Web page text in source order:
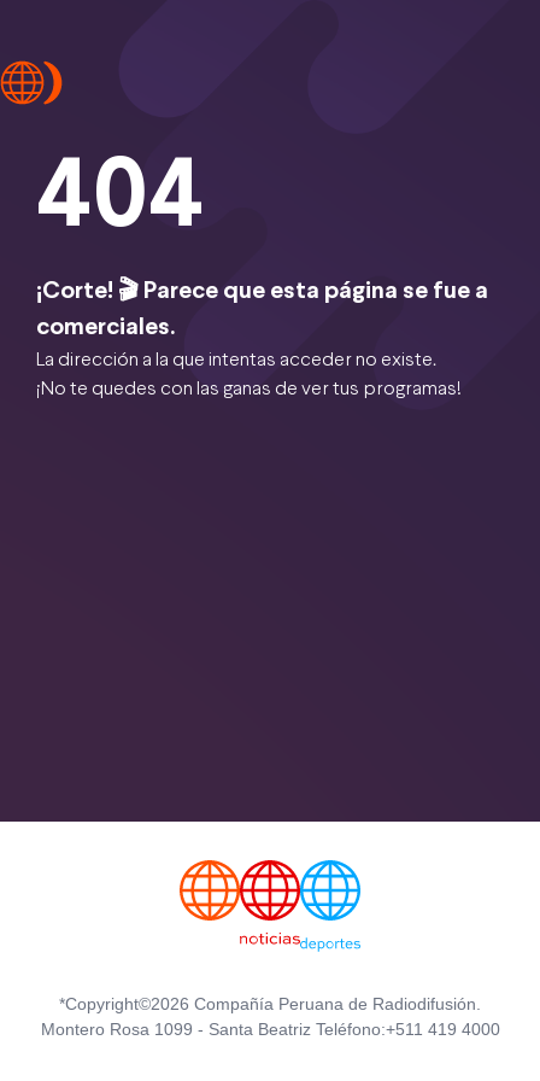
404
¡Corte! 🎬 Parece que esta página se fue a
comerciales.
La dirección a la que intentas acceder no existe.
¡No te quedes con las ganas de ver tus programas!
*Copyright©2026 Compañía Peruana de Radiodifusión.
Montero Rosa 1099 - Santa Beatriz Teléfono:+511 419 4000